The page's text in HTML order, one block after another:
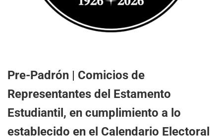
Pre-Padrón | Comicios de
Representantes del Estamento
Estudiantil, en cumplimiento a lo
establecido en el Calendario Electoral